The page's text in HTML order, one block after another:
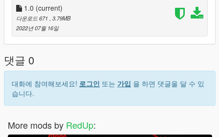
1.0 (current)
다운로드 671
, 3.79MB
2022년 07월 16일
댓글 0
대화에 참여해보세요! 로그인 또는 가입 을 하면 댓글을 달 수 있
습니다.
More mods by RedUp: